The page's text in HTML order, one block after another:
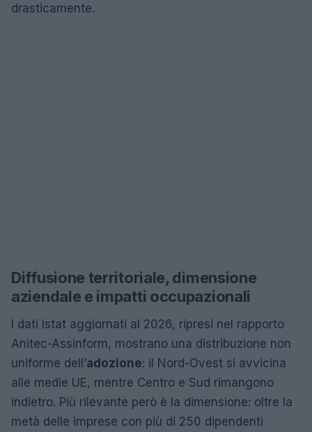
drasticamente.
Diffusione territoriale, dimensione
aziendale e impatti occupazionali
I dati Istat aggiornati al 2026, ripresi nel rapporto
Anitec-Assinform, mostrano una distribuzione non
uniforme dell’adozione: il Nord-Ovest si avvicina
alle medie UE, mentre Centro e Sud rimangono
indietro. Più rilevante però è la dimensione: oltre la
metà delle imprese con più di 250 dipendenti